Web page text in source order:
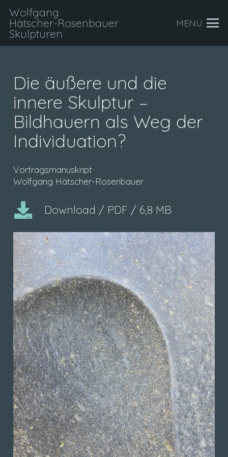
Wolfgang
Hätscher-Rosenbauer
Skulpturen
MENÜ
Die äußere und die
innere Skulptur –
Bildhauern als Weg der
Individuation?
Vortragsmanuskript
Wolfgang Hätscher-Rosenbauer
Download / PDF / 6,8 MB